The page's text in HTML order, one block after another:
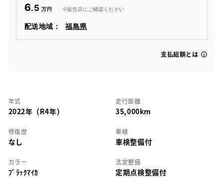
6.5 ※販売店にご確認ください
配送地域： 福島県
支払総額とは
年式
2022年（R4年）
走行距離
35,000km
修復歴
なし
車検
車検整備付
カラー
ﾌﾞﾗｯｸﾏｲｶ
法定整備
定期点検整備付